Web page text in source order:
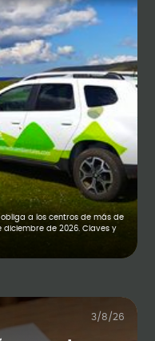
a los centros de más de
de 2026. Claves y
3/8/26